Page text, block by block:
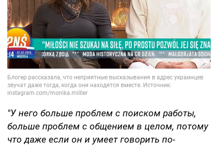
"У него больше проблем с поиском работы,
больше проблем с общением в целом, потому
что даже если он и умеет говорить по-